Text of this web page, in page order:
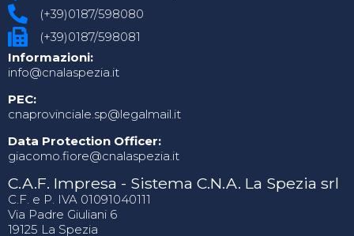
(+39)0187/598080
(+39)0187/598081
Informazioni:
info@cnalaspezia.it
PEC:
cnaprovinciale.sp@legalmail.it
Data Protection Officer:
giacomo.fiore@cnalaspezia.it
C.A.F. Impresa - Sistema C.N.A. La Spezia srl
C.F. e P. IVA 01091040111
Via Padre Giuliani 6
19125 La Spezia